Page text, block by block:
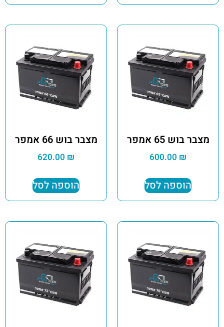
מצבר בוש 65 אמפר
600.00 ₪
הוספה לסל
מצבר בוש 66 אמפר
620.00 ₪
הוספה לסל